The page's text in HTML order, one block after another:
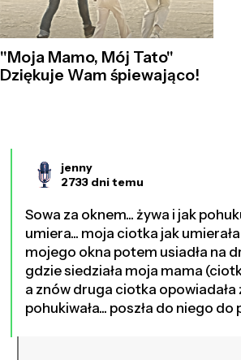
"Moja Mamo, Mój Tato"
Dziękuje Wam śpiewająco!
jenny
2733 dni temu
Sowa za oknem... żywa i jak
umiera... moja ciotka jak
mojego okna potem usiadła na
gdzie siedziała moja mama
a znów druga ciotka opowiadała
pohukiwała... poszła do niego